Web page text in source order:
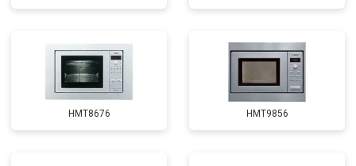
HMT8676 HMT9856